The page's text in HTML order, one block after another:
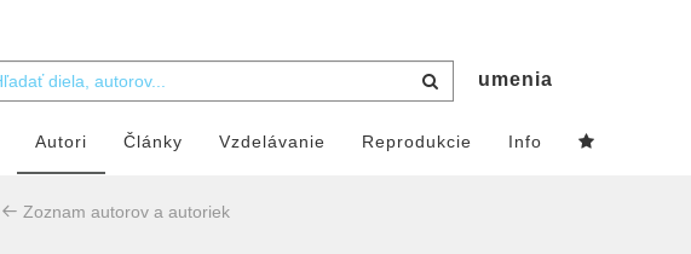
umenia
Autori Články Vzdelávanie Reprodukcie Info
Zoznam autorov a autoriek